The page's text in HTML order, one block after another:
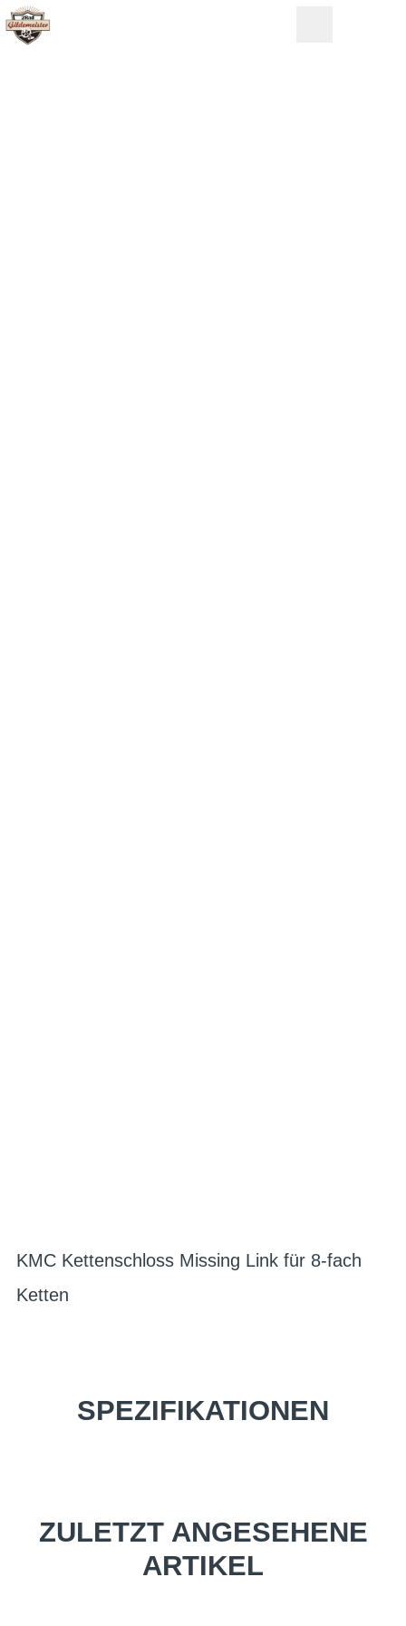
KMC Kettenschloss Missing Link für 8-fach
Ketten
SPEZIFIKATIONEN
ZULETZT ANGESEHENE
ARTIKEL